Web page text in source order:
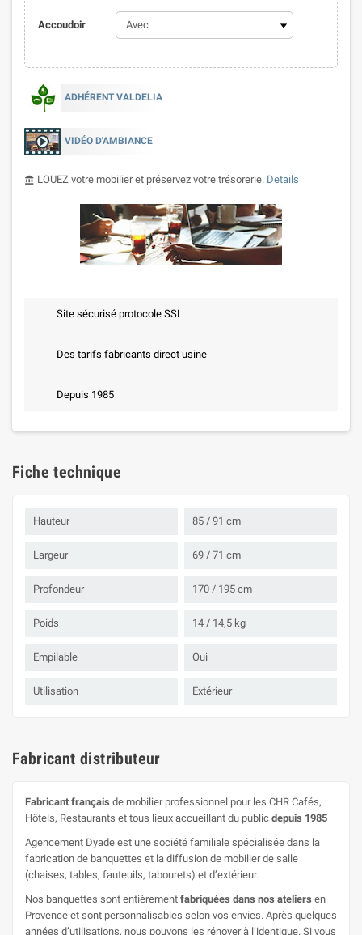
Accoudoir
ADHÉRENT VALDELIA
VIDÉO D'AMBIANCE
account_balance LOUEZ votre mobilier et préservez votre trésorerie. Details
Site sécurisé protocole SSL
Des tarifs fabricants direct usine
Depuis 1985
Fiche technique
Hauteur 85 / 91 cm
Largeur 69 / 71 cm
Profondeur 170 / 195 cm
Poids 14 / 14,5 kg
Empilable Oui
Utilisation Extérieur
Fabricant distributeur
Fabricant français de mobilier professionnel pour les CHR Cafés,
Hôtels, Restaurants et tous lieux accueillant du public depuis 1985
Agencement Dyade est une société familiale spécialisée dans la
fabrication de banquettes et la diffusion de mobilier de salle
(chaises, tables, fauteuils, tabourets) et d’extérieur.
Nos banquettes sont entièrement fabriquées dans nos ateliers en
Provence et sont personnalisables selon vos envies. Après quelques
années d’utilisations, nous pouvons les rénover à l’identique. Si vous